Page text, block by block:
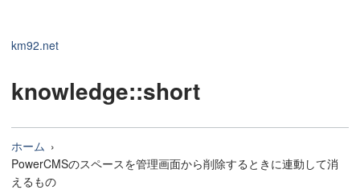
km92.net
knowledge::short
ホーム
PowerCMSのスペースを管理画面から削除するときに連動して消
えるもの